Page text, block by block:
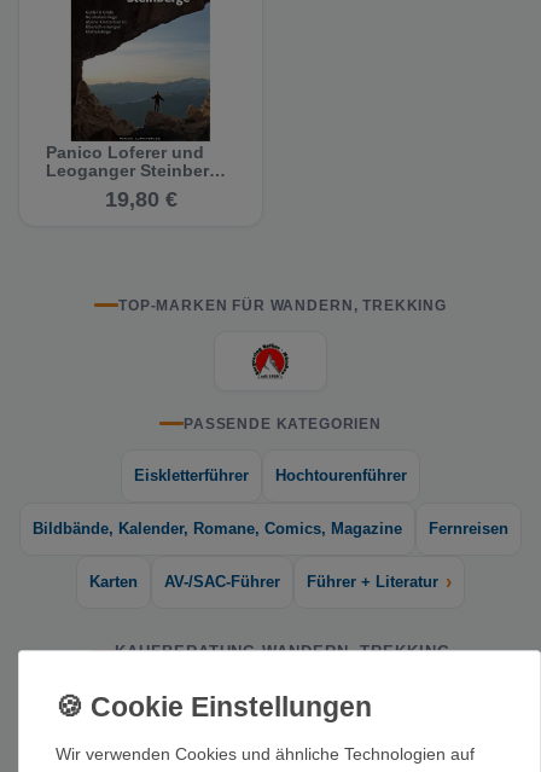
Panico Loferer und
Leoganger Steinberge
- Bergführer
19,80 €
TOP-MARKEN FÜR WANDERN, TREKKING
PASSENDE KATEGORIEN
Eiskletterführer Hochtourenführer
Bildbände, Kalender, Romane, Comics, Magazine Fernreisen
Karten AV-/SAC-Führer Führer + Literatur ›
KAUFBERATUNG WANDERN, TREKKING
Hier findest du Wanderführer, Trekkingführer und Tourenbücher
für Tagestouren, Mehrtagestrekkings und Weitwanderwege –
von den Alpen bis zu Fernreisezielen. Dazu zählen
Wir verwenden Cookies und ähnliche Technologien auf